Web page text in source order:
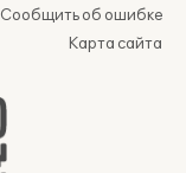
Сообщить об ошибке
Карта сайта